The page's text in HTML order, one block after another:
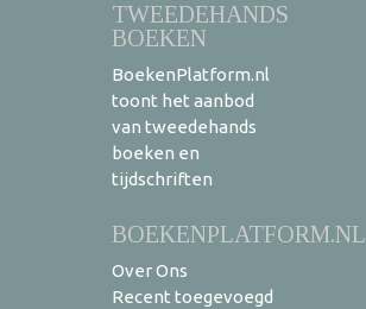
TWEEDEHANDS
BOEKEN
BoekenPlatform.nl
toont het aanbod
van tweedehands
boeken en
tijdschriften
BOEKENPLATFORM.NL
Over Ons
Recent toegevoegd